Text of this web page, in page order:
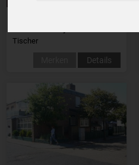
Tischer
Details